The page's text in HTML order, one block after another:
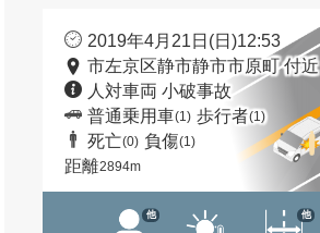
2019年4月21日(日)12:53
市左京区静市静市市原町 付近
人対車両 小破事故
普通乗用車(1) 歩行者(1)
死亡(0) 負傷(1)
距離2894m
他 他